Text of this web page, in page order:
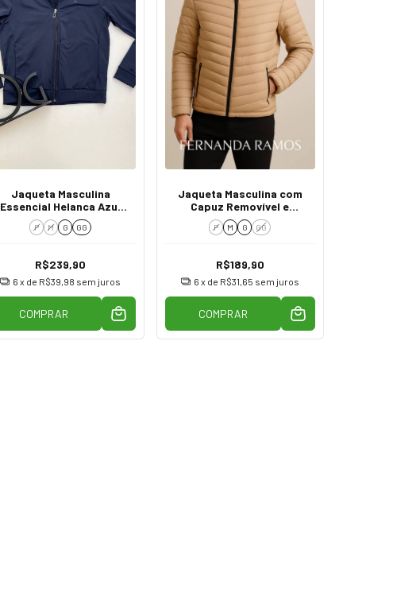
Jaqueta Masculina
Essencial Helanca Azul
Marinho 0004
P M G GG
R$239,90
6 x de R$39,98 sem juros
COMPRAR
Jaqueta Masculina com
Capuz Removível e
Bolsos Bege
P M G GG
R$189,90
6 x de R$31,65 sem juros
COMPRAR